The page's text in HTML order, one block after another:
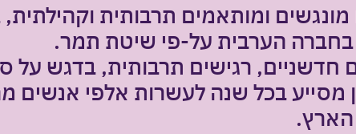
ומותאמים תרבותית
הערבית על-פי שיטת תמר.
חדשניים, רגישים תרבותית, בדגש על
מסייע בכל שנה לעשרות אלפי אנשים
הארץ.